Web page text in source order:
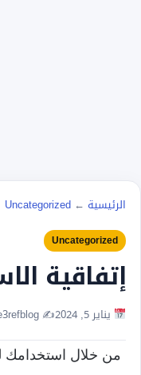
الرئيسية ←
Uncategorized
Uncategorized
إتفاقية
يناير 5, 2024 ✍️ e3refblog
من خلال استخدامك